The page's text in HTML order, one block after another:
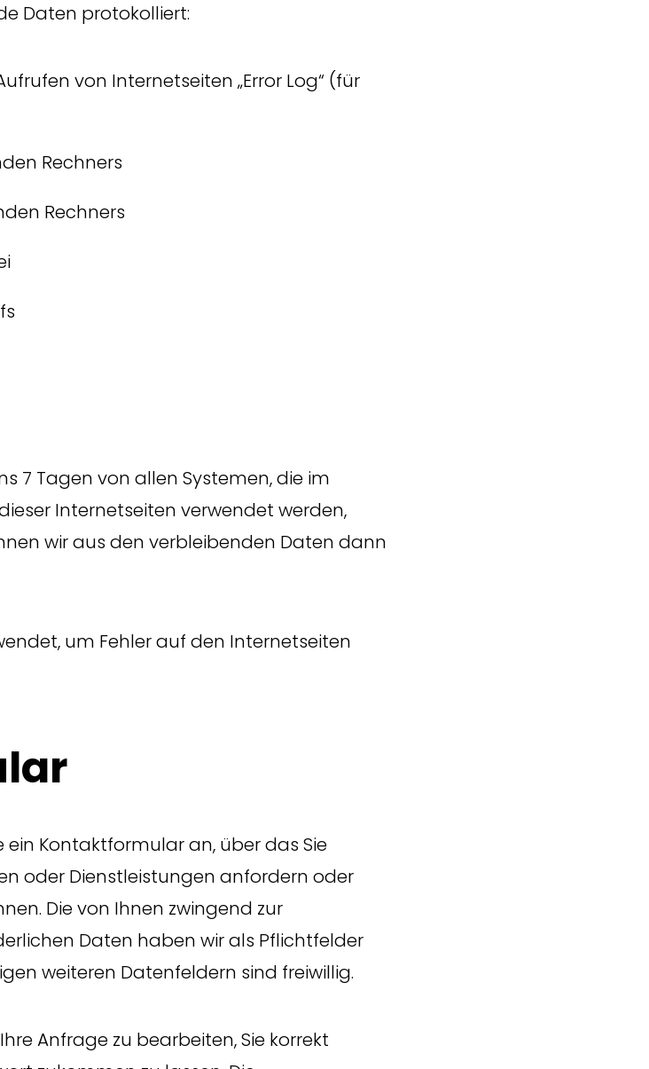
Daten protokolliert:
von Internetseiten „Error Log“ (für
Rechners
Rechners
7 Tagen von allen Systemen, die im
Internetseiten verwendet werden,
wir aus den verbleibenden Daten dann
um Fehler auf den Internetseiten
Kontaktformular an, über das Sie
oder Dienstleistungen anfordern oder
Die von Ihnen zwingend zur
Daten haben wir als Pflichtfelder
weiteren Datenfeldern sind freiwillig.
Anfrage zu bearbeiten, Sie korrekt